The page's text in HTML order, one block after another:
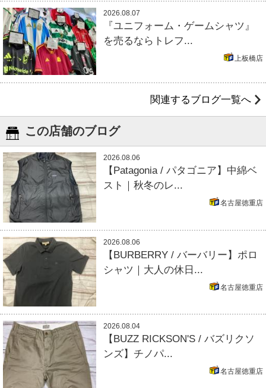
2026.08.07
『ユニフォーム・ゲームシャツ』
を売るならトレフ...
上板橋店
関連するブログ一覧へ
この店舗のブログ
2026.08.06
【Patagonia / パタゴニア】中綿ベ
スト｜秋冬のレ...
名古屋徳重店
2026.08.06
【BURBERRY / バーバリー】ポロ
シャツ｜大人の休日...
名古屋徳重店
2026.08.04
【BUZZ RICKSON'S / バズリクソ
ンズ】チノパ...
名古屋徳重店